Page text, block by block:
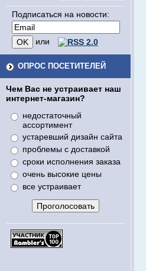
Подписаться на новости:
или
ОПРОС ПОСЕТИТЕЛЕЙ
Чем Вас не устраивает наш
интернет-магазин?
недостаточный
ассортимент
устаревший дизайн сайта
проблемы с доставкой
сроки исполнения заказа
очень высокие цены
все устраивает